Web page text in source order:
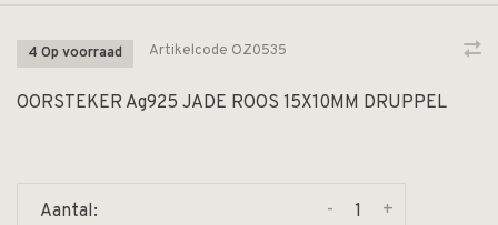
4 Op voorraad Artikelcode OZ0535
OORSTEKER Ag925 JADE ROOS 15X10MM DRUPPEL
Aantal: +
-